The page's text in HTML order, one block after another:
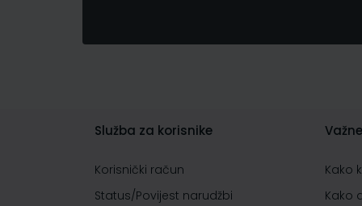
Služba za korisnike
Korisnički račun
Status/Povijest narudžbi
Kako
Kako